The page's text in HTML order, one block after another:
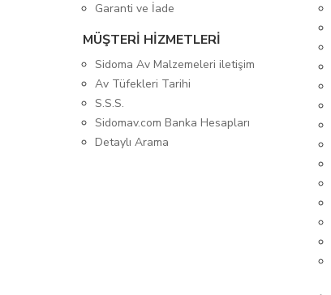
Garanti ve İade
MÜŞTERİ HİZMETLERİ
Sidoma Av Malzemeleri iletişim
Av Tüfekleri Tarihi
S.S.S.
Sidomav.com Banka Hesapları
Detaylı Arama